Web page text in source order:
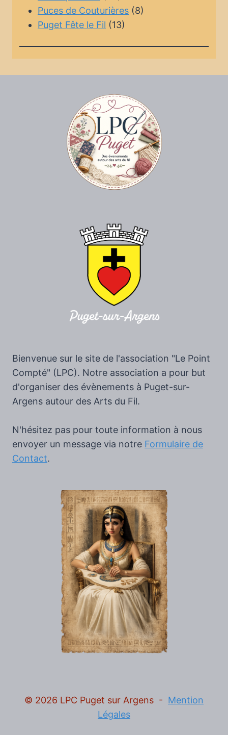
Puces de Couturières (8)
Puget Fête le Fil (13)
Bienvenue sur le site de l'association "Le Point
Compté" (LPC). Notre association a pour but
d'organiser des évènements à Puget-sur-
Argens autour des Arts du Fil.
N'hésitez pas pour toute information à nous
envoyer un message via notre Formulaire de
Contact.
© 2026 LPC Puget sur Argens - Mention
Légales